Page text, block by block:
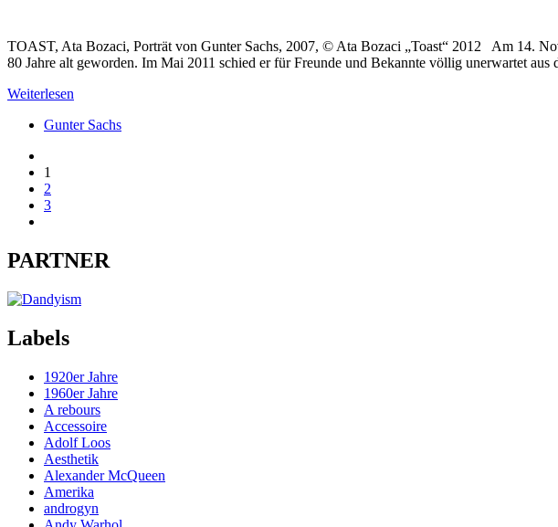
TOAST, Ata Bozaci, Porträt von Gunter Sachs, 2007, © Ata Bozaci „Toast“ 2012 Am 14.
80 Jahre alt geworden. Im Mai 2011 schied er für Freunde und Bekannte völlig unerwartet
Weiterlesen
Gunter Sachs
1
2
3
PARTNER
Labels
1920er Jahre
1960er Jahre
A rebours
Accessoire
Adolf Loos
Aesthetik
Alexander McQueen
Amerika
androgyn